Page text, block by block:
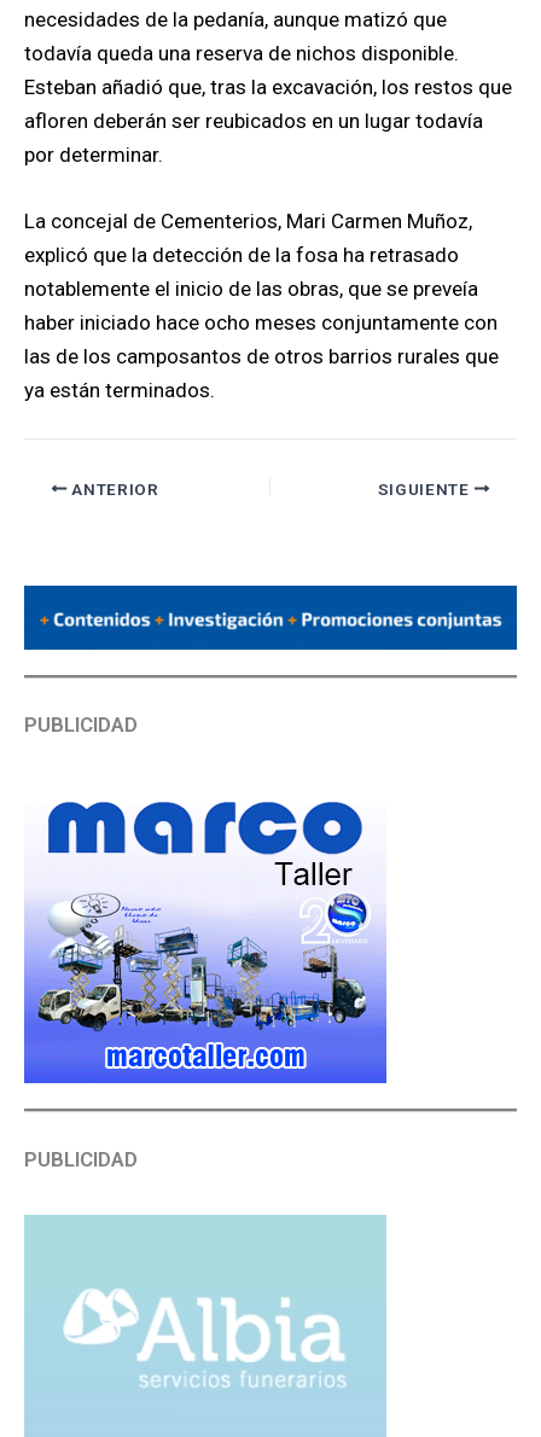
necesidades de la pedanía, aunque matizó que
todavía queda una reserva de nichos disponible.
Esteban añadió que, tras la excavación, los restos que
afloren deberán ser reubicados en un lugar todavía
por determinar.
La concejal de Cementerios, Mari Carmen Muñoz,
explicó que la detección de la fosa ha retrasado
notablemente el inicio de las obras, que se preveía
haber iniciado hace ocho meses conjuntamente con
las de los camposantos de otros barrios rurales que
ya están terminados.
ANTERIOR SIGUIENTE
PUBLICIDAD
PUBLICIDAD